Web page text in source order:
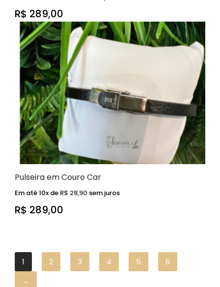
R$ 289,00
Pulseira em Couro Car
R$ 289,00
Em até 10x de R$ 28,90 sem juros
1 2 3 4 5
6
→